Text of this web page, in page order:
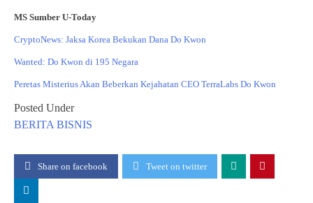
MS Sumber U-Today
CryptoNews: Jaksa Korea Bekukan Dana Do Kwon
Wanted: Do Kwon di 195 Negara
Peretas Misterius Akan Beberkan Kejahatan CEO TerraLabs Do Kwon
Posted Under
BERITA BISNIS
Share on facebook Tweet on twitter